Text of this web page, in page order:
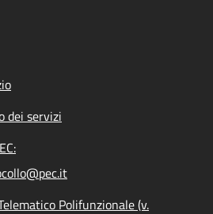
dei servizi
Polifunzionale (v.